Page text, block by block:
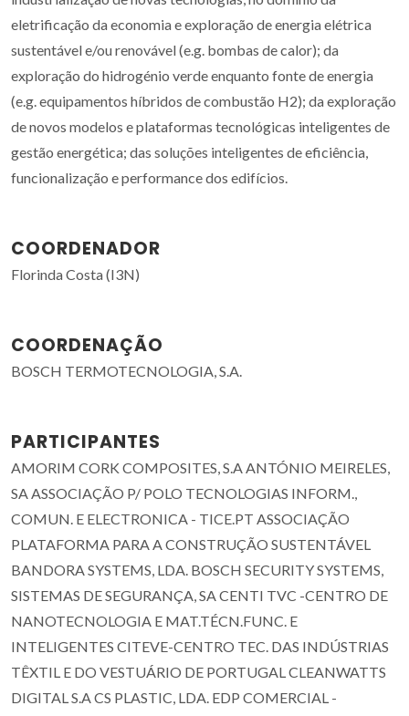
eletrificação da economia e exploração de energia elétrica
sustentável e/ou renovável (e.g. bombas de calor); da
exploração do hidrogénio verde enquanto fonte de energia
(e.g. equipamentos híbridos de combustão H2); da exploração
de novos modelos e plataformas tecnológicas inteligentes de
gestão energética; das soluções inteligentes de eficiência,
funcionalização e performance dos edifícios.
COORDENADOR
Florinda Costa (I3N)
COORDENAÇÃO
BOSCH TERMOTECNOLOGIA, S.A.
PARTICIPANTES
AMORIM CORK COMPOSITES, S.A ANTÓNIO MEIRELES,
SA ASSOCIAÇÃO P/ POLO TECNOLOGIAS INFORM.,
COMUN. E ELECTRONICA - TICE.PT ASSOCIAÇÃO
PLATAFORMA PARA A CONSTRUÇÃO SUSTENTÁVEL
BANDORA SYSTEMS, LDA. BOSCH SECURITY SYSTEMS,
SISTEMAS DE SEGURANÇA, SA CENTI TVC -CENTRO DE
NANOTECNOLOGIA E MAT.TÉCN.FUNC. E
INTELIGENTES CITEVE-CENTRO TEC. DAS INDÚSTRIAS
TÊXTIL E DO VESTUÁRIO DE PORTUGAL CLEANWATTS
DIGITAL S.A CS PLASTIC, LDA. EDP COMERCIAL -